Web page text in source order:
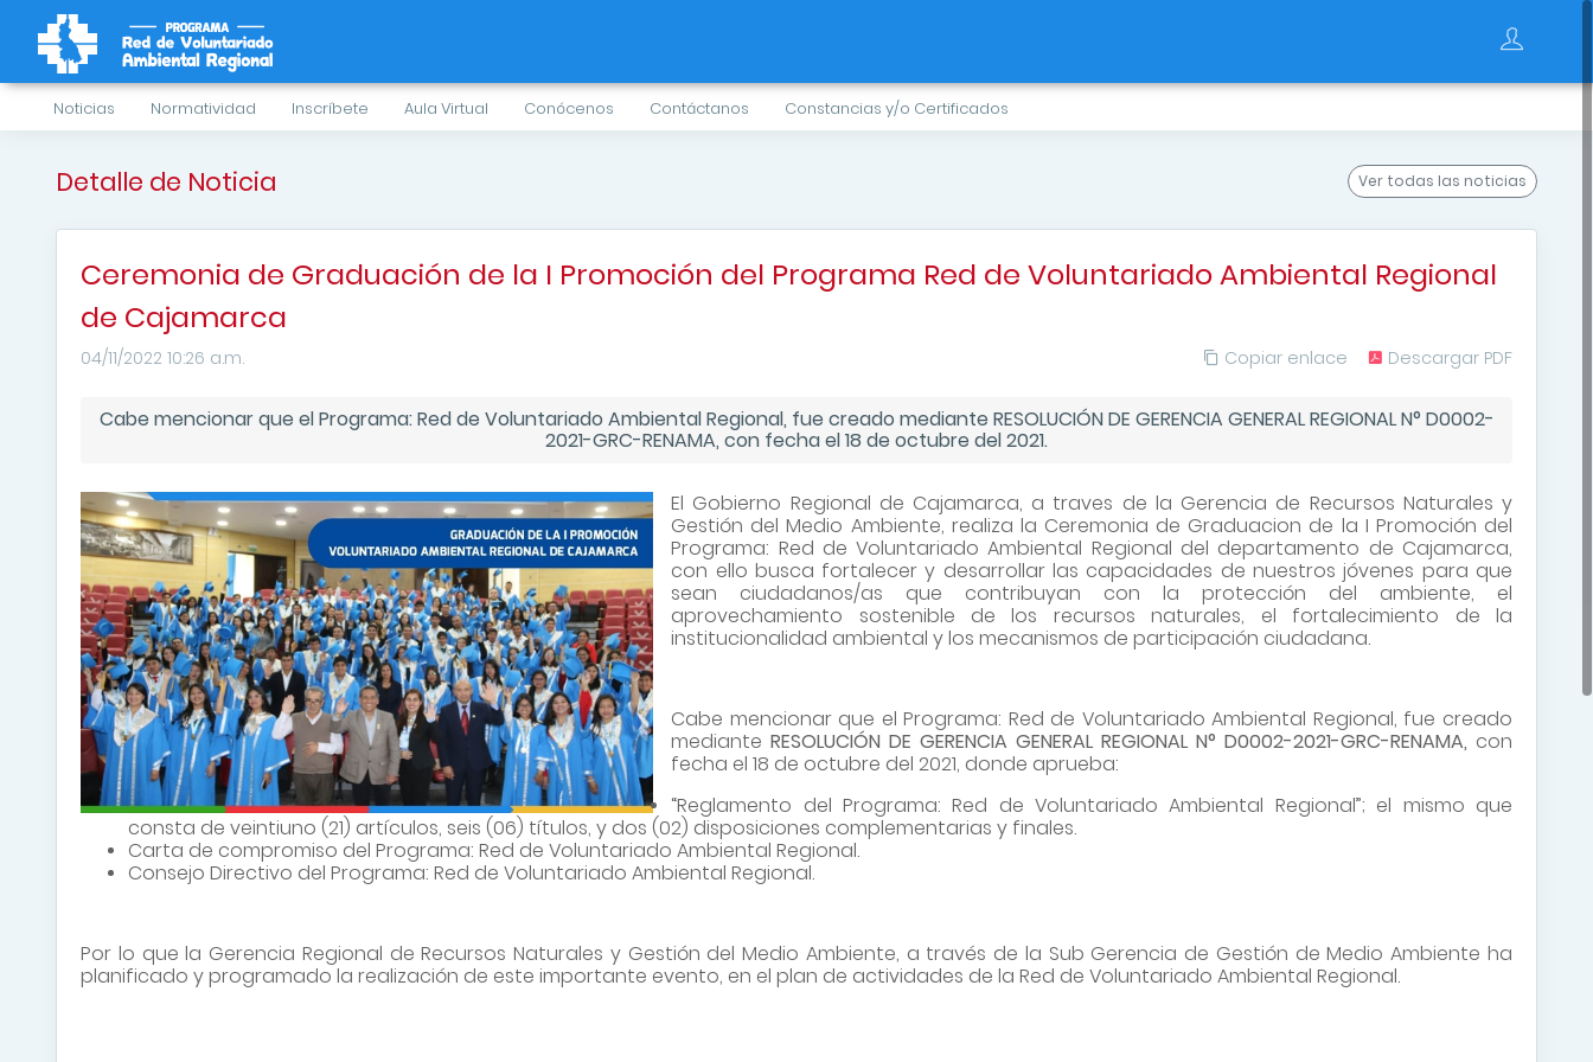
Noticias Normatividad Inscríbete Aula Virtual Conócenos Contáctanos Constancias y/o Certificados
Ver todas las noticias
Detalle de Noticia
Ceremonia de Graduación de la I Promoción del Programa Red de Voluntariado Ambiental Regional
de Cajamarca
04/11/2022 10:26 a.m. Descargar PDF
Copiar enlace
Cabe mencionar que el Programa: Red de Voluntariado Ambiental Regional, fue creado mediante RESOLUCIÓN DE GERENCIA GENERAL REGIONAL N° D0002-
2021-GRC-RENAMA, con fecha el 18 de octubre del 2021.
El Gobierno Regional de Cajamarca, a traves de la Gerencia de Recursos Naturales y
Gestión del Medio Ambiente, realiza la Ceremonia de Graduacion de la I Promoción del
Programa: Red de Voluntariado Ambiental Regional del departamento de Cajamarca,
con ello busca fortalecer y desarrollar las capacidades de nuestros jóvenes para que
sean ciudadanos/as que contribuyan con la protección del ambiente, el
aprovechamiento sostenible de los recursos naturales, el fortalecimiento de la
institucionalidad ambiental y los mecanismos de participación ciudadana.
Cabe mencionar que el Programa: Red de Voluntariado Ambiental Regional, fue creado
medianteRESOLUCIÓN DE GERENCIA GENERAL REGIONAL N° D0002-2021-GRC-RENAMA, con
fecha el 18 de octubre del 2021, donde aprueba:
“Reglamento del Programa: Red de Voluntariado Ambiental Regional”; el mismo que
consta de veintiuno (21) artículos, seis (06) títulos, y dos (02) disposiciones complementarias y finales.
Carta de compromiso del Programa: Red de Voluntariado Ambiental Regional.
Consejo Directivo del Programa: Red de Voluntariado Ambiental Regional.
Por lo que la Gerencia Regional de Recursos Naturales y Gestión del Medio Ambiente, a través de la Sub Gerencia de Gestión de Medio Ambiente ha
planificado y programado la realización de este importante evento, en el plan de actividades de la Red de Voluntariado Ambiental Regional.